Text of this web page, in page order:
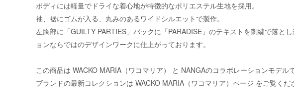
ボディには軽量でドライな着心地が特徴的なポリエステル生地を採用。
袖、裾にゴムが入る、丸みのあるワイドシルエットで製作。
左胸部に「GUILTY PARTIES」バックに「PARADISE」のテキストを刺繍で落と
ョンならではのデザインワークに仕上がっております。
この商品は WACKO MARIA（ワコマリア）
と NANGAのコラボレーションモデルで
ブランドの最新コレクションは WACKO MARIA（ワコマリア）ページ をご覧くだ